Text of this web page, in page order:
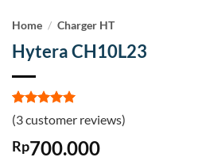
Home / Charger HT
Hytera CH10L23
Rated5
out of 5
based on
3
customer
(3customer reviews)
Rp700.000